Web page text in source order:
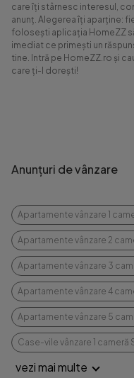
care îți stârnesc interesul,
anunț. Alegerea îți aparține:
folosești aplicația HomeZZ
imediat ce primești un
tine. Intră pe HomeZZ.ro și
care ți-l dorești!
Anunțuri de vânzare
Apartamente vânzare 1
Apartamente vânzare 2
Apartamente vânzare 3
Apartamente vânzare 4
Apartamente vânzare 5
Case-vile vânzare 1 cameră
vezi mai multe